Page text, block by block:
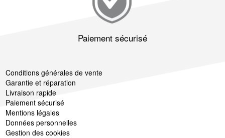
Paiement sécurisé
Conditions générales de vente
Garantie et réparation
Livraison rapide
Paiement sécurisé
Mentions légales
Données personnelles
Gestion des cookies